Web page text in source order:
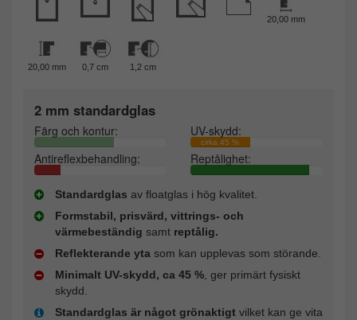
20,00 mm
20,00 mm 0,7 cm 1,2 cm
2 mm standardglas
Färg och kontur: UV-skydd:
cirka 45 %
Antireflexbehandling: Reptålighet:
Standardglas av floatglas i hög kvalitet.
Formstabil, prisvärd, vittrings- och
värmebeständig samt reptålig.
Reflekterande yta som kan upplevas som störande.
Minimalt UV-skydd, ca 45 %, ger primärt fysiskt
skydd.
Standardglas är något grönaktigt vilket kan ge vita